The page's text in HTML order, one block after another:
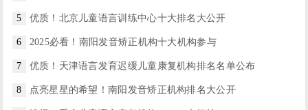
5 优质！北京儿童语言训练中心十大排名大公开
6 2025必看！南阳发音矫正机构十大机构参与
7 优质！天津语言发育迟缓儿童康复机构排名名单公布
8 点亮星星的希望！南阳发音矫正机构排名大公开